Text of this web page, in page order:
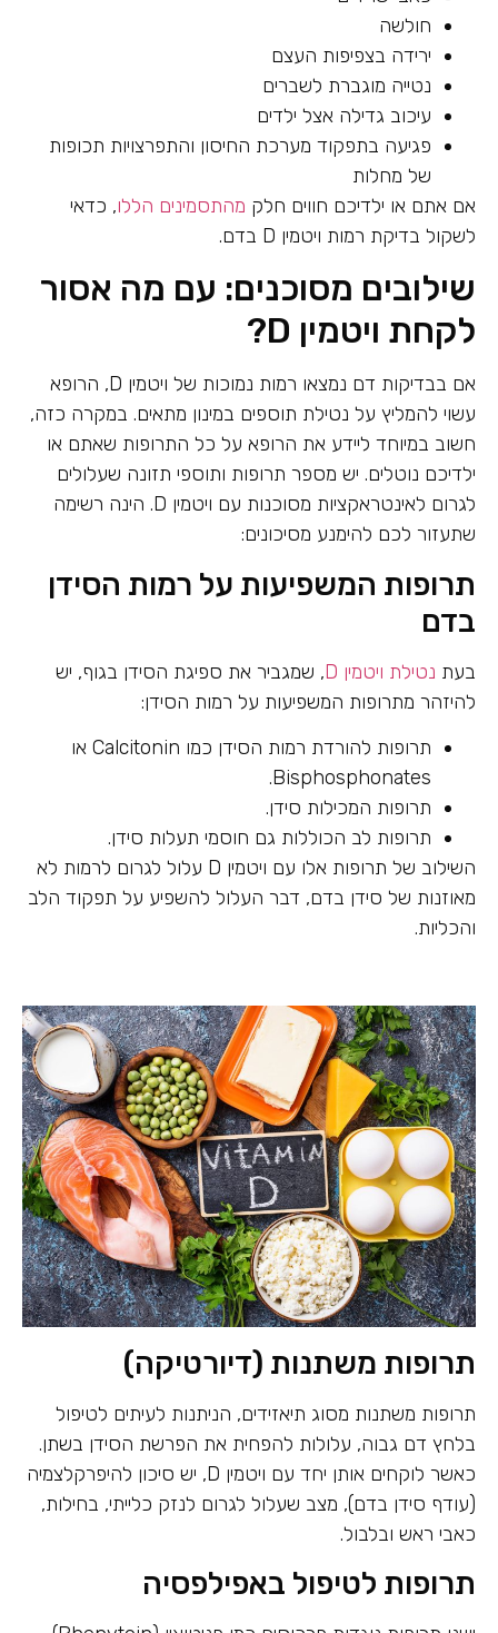
חולשה
ירידה בצפיפות העצם
נטייה מוגברת לשברים
עיכוב גדילה אצל ילדים
פגיעה בתפקוד מערכת החיסון והתפרצויות תכופות
של מחלות
אם אתם או ילדיכם חווים חלק מהתסמינים הללו, כדאי
לשקול בדיקת רמות ויטמין D בדם.
שילובים מסוכנים: עם מה אסור
לקחת ויטמין D?
אם בבדיקות דם נמצאו רמות נמוכות של ויטמין D, הרופא
עשוי להמליץ על נטילת תוספים במינון מתאים. במקרה כזה,
חשוב במיוחד ליידע את הרופא על כל התרופות שאתם או
ילדיכם נוטלים. יש מספר תרופות ותוספי תזונה שעלולים
לגרום לאינטראקציות מסוכנות עם ויטמין D. הינה רשימה
שתעזור לכם להימנע מסיכונים:
תרופות המשפיעות על רמות הסידן
בדם
בעת נטילת ויטמין D
, שמגביר את ספיגת הסידן בגוף, יש
להיזהר מתרופות המשפיעות על רמות הסידן:
תרופות להורדת רמות הסידן כמו Calcitonin או
Bisphosphonates.
תרופות המכילות סידן.
תרופות לב הכוללות גם חוסמי תעלות סידן.
השילוב של תרופות אלו עם ויטמין D עלול לגרום לרמות לא
מאוזנות של סידן בדם, דבר העלול להשפיע על תפקוד הלב
והכליות.
תרופות משתנות (דיורטיקה)
תרופות משתנות מסוג תיאזידים, הניתנות לעיתים לטיפול
בלחץ דם גבוה, עלולות להפחית את הפרשת הסידן בשתן.
כאשר לוקחים אותן יחד עם ויטמין D, יש סיכון להיפרקלצמיה
(עודף סידן בדם), מצב שעלול לגרום לנזק כלייתי, בחילות,
כאבי ראש ובלבול.
תרופות לטיפול באפילפסיה